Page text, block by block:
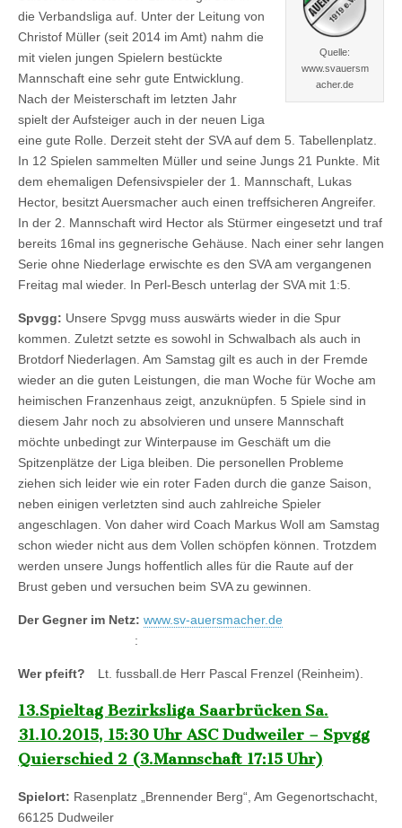
Quelle:
www.svauersm
acher.de
die Verbandsliga auf. Unter der Leitung von
Christof Müller (seit 2014 im Amt) nahm die
mit vielen jungen Spielern bestückte
Mannschaft eine sehr gute Entwicklung.
Nach der Meisterschaft im letzten Jahr
spielt der Aufsteiger auch in der neuen Liga
eine gute Rolle. Derzeit steht der SVA auf dem 5. Tabellenplatz.
In 12 Spielen sammelten Müller und seine Jungs 21 Punkte. Mit
dem ehemaligen Defensivspieler der 1. Mannschaft, Lukas
Hector, besitzt Auersmacher auch einen treffsicheren Angreifer.
In der 2. Mannschaft wird Hector als Stürmer eingesetzt und traf
bereits 16mal ins gegnerische Gehäuse. Nach einer sehr langen
Serie ohne Niederlage erwischte es den SVA am vergangenen
Freitag mal wieder. In Perl-Besch unterlag der SVA mit 1:5.
Spvgg: Unsere Spvgg muss auswärts wieder in die Spur
kommen. Zuletzt setzte es sowohl in Schwalbach als auch in
Brotdorf Niederlagen. Am Samstag gilt es auch in der Fremde
wieder an die guten Leistungen, die man Woche für Woche am
heimischen Franzenhaus zeigt, anzuknüpfen. 5 Spiele sind in
diesem Jahr noch zu absolvieren und unsere Mannschaft
möchte unbedingt zur Winterpause im Geschäft um die
Spitzenplätze der Liga bleiben. Die personellen Probleme
ziehen sich leider wie ein roter Faden durch die ganze Saison,
neben einigen verletzten sind auch zahlreiche Spieler
angeschlagen. Von daher wird Coach Markus Woll am Samstag
schon wieder nicht aus dem Vollen schöpfen können. Trotzdem
werden unsere Jungs hoffentlich alles für die Raute auf der
Brust geben und versuchen beim SVA zu gewinnen.
Der Gegner im Netz: www.sv-auersmacher.de
:
Wer pfeift? Lt. fussball.de Herr Pascal Frenzel (Reinheim).
13.Spieltag Bezirksliga Saarbrücken Sa.
31.10.2015, 15:30 Uhr ASC Dudweiler – Spvgg
Quierschied 2 (3.Mannschaft 17:15 Uhr)
Spielort: Rasenplatz „Brennender Berg“, Am Gegenortschacht,
66125 Dudweiler